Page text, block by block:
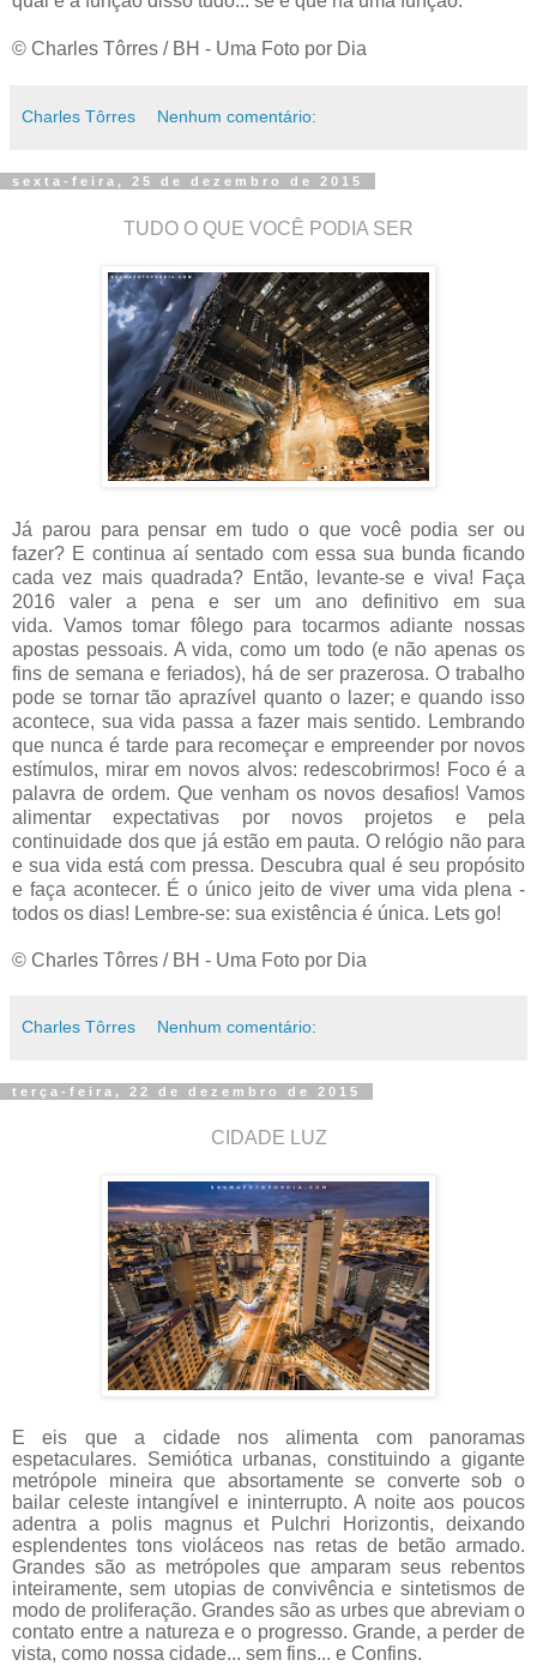
© Charles Tôrres / BH - Uma Foto por Dia
Charles Tôrres Nenhum comentário:
sexta-feira, 25 de dezembro de 2015
TUDO O QUE VOCÊ PODIA SER
Já parou para pensar em tudo o que você podia ser ou
fazer? E continua aí sentado com essa sua bunda ficando
cada vez mais quadrada? Então, levante-se e viva! Faça
2016 valer a pena e ser um ano definitivo em sua
vida. Vamos tomar fôlego para tocarmos adiante nossas
apostas pessoais. A vida, como um todo (e não apenas os
fins de semana e feriados), há de ser prazerosa. O trabalho
pode se tornar tão aprazível quanto o lazer; e quando isso
acontece, sua vida passa a fazer mais sentido. Lembrando
que nunca é tarde para recomeçar e empreender por novos
estímulos, mirar em novos alvos: redescobrirmos! Foco é a
palavra de ordem. Que venham os novos desafios! Vamos
alimentar expectativas por novos projetos e pela
continuidade dos que já estão em pauta. O relógio não para
e sua vida está com pressa. Descubra qual é seu propósito
e faça acontecer. É o único jeito de viver uma vida plena -
todos os dias! Lembre-se: sua existência é única. Lets go!
© Charles Tôrres / BH - Uma Foto por Dia
Charles Tôrres Nenhum comentário:
terça-feira, 22 de dezembro de 2015
CIDADE LUZ
E eis que a cidade nos alimenta com panoramas
espetaculares. Semiótica urbanas, constituindo a gigante
metrópole mineira que absortamente se converte sob o
bailar celeste intangível e ininterrupto. A noite aos poucos
adentra a polis magnus et Pulchri Horizontis, deixando
esplendentes tons violáceos nas retas de betão armado.
Grandes são as metrópoles que amparam seus rebentos
inteiramente, sem utopias de convivência e sintetismos de
modo de proliferação. Grandes são as urbes que abreviam o
contato entre a natureza e o progresso. Grande, a perder de
vista, como nossa cidade... sem fins... e Confins.